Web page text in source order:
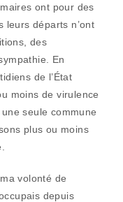
ont pour des
leurs départs n’ont
des
En
de l’État
moins de virulence
seule commune
plus ou moins
volonté de
depuis